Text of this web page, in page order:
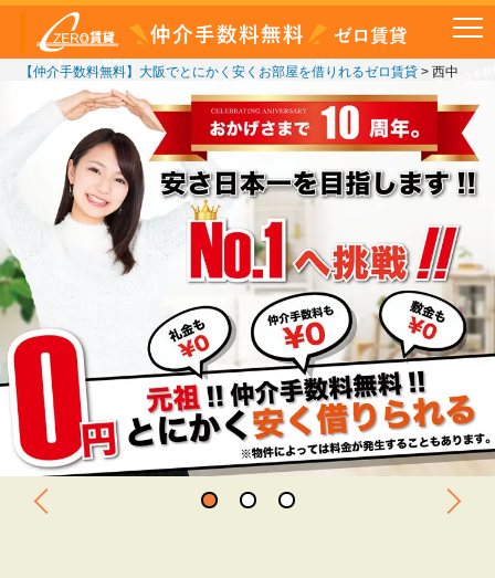
【仲介手数料無料】大阪でとにかく安くお部屋を借りれるゼロ賃貸> 西中